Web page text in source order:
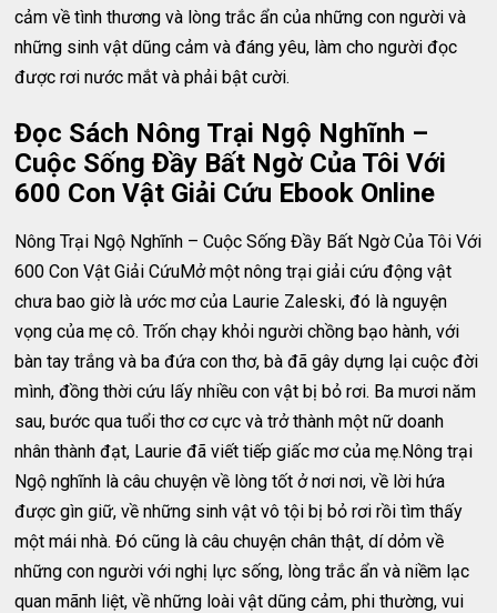
cảm về tình thương và lòng trắc ẩn của những con người và
những sinh vật dũng cảm và đáng yêu, làm cho người đọc
được rơi nước mắt và phải bật cười.
Đọc Sách Nông Trại Ngộ Nghĩnh –
Cuộc Sống Đầy Bất Ngờ Của Tôi Với
600 Con Vật Giải Cứu Ebook Online
Nông Trại Ngộ Nghĩnh – Cuộc Sống Đầy Bất Ngờ Của Tôi Với
600 Con Vật Giải CứuMở một nông trại giải cứu động vật
chưa bao giờ là ước mơ của Laurie Zaleski, đó là nguyện
vọng của mẹ cô. Trốn chạy khỏi người chồng bạo hành, với
bàn tay trắng và ba đứa con thơ, bà đã gây dựng lại cuộc đời
mình, đồng thời cứu lấy nhiều con vật bị bỏ rơi. Ba mươi năm
sau, bước qua tuổi thơ cơ cực và trở thành một nữ doanh
nhân thành đạt, Laurie đã viết tiếp giấc mơ của mẹ.Nông trại
Ngộ nghĩnh là câu chuyện về lòng tốt ở nơi nơi, về lời hứa
được gìn giữ, về những sinh vật vô tội bị bỏ rơi rồi tìm thấy
một mái nhà. Đó cũng là câu chuyện chân thật, dí dỏm về
những con người với nghị lực sống, lòng trắc ẩn và niềm lạc
quan mãnh liệt, về những loài vật dũng cảm, phi thường, vui